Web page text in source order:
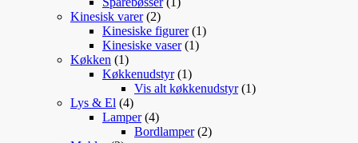
Kinesisk varer 22
varer
Kinesiske figurer 11
Kinesiske vaser 11
Køkken 11
vare
Køkkenudstyr 11
vare
Vis alt køkkenudstyr 11
Lys & El 44
varer
Lamper 44
varer
Bordlamper 22